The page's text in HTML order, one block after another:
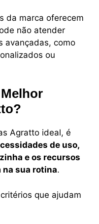
da marca oferecem
não atender
avançadas, como
ou
Agratto ideal, é
de uso,
e os recursos
sua rotina.
que ajudam